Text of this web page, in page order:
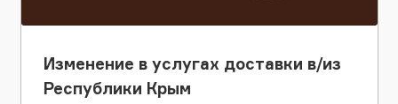
Изменение в услугах доставки в/из
Республики Крым